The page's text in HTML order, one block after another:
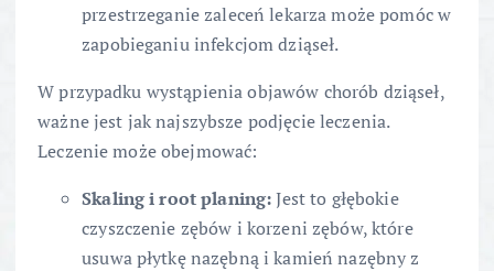
przestrzeganie zaleceń lekarza może pomóc w
zapobieganiu infekcjom dziąseł.
W przypadku wystąpienia objawów chorób dziąseł,
ważne jest jak najszybsze podjęcie leczenia.
Leczenie może obejmować:
Skaling i root planing:Jest to głębokie
czyszczenie zębów i korzeni zębów, które
usuwa płytkę nazębną i kamień nazębny z